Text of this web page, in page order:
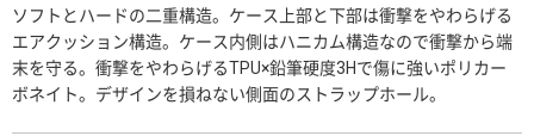
ソフトとハードの二重構造。ケース上部と下部は衝撃をやわらげる
エアクッション構造。ケース内側はハニカム構造なので衝撃から端
末を守る。衝撃をやわらげるTPU×鉛筆硬度3Hで傷に強いポリカー
ボネイト。デザインを損ねない側面のストラップホール。